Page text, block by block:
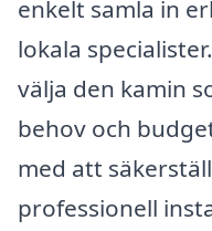
enkelt samla in
lokala
välja den kamin
behov och
med att
professionell